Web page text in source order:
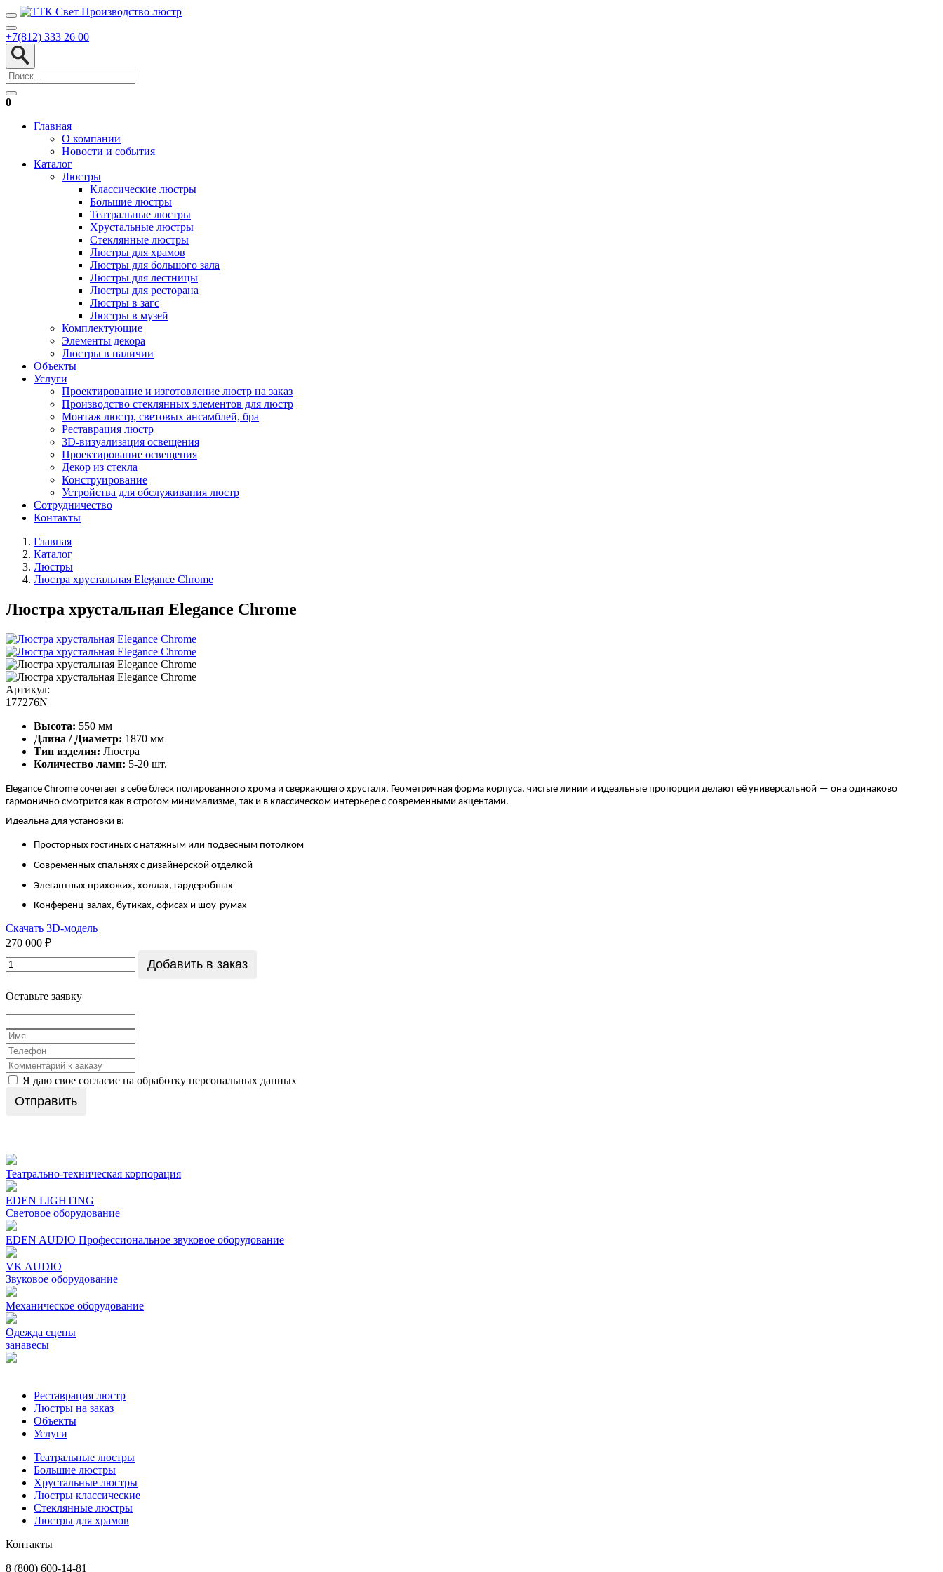
+7(812) 333 26 00
0
Главная
О компании
Новости и события
Каталог
Люстры
Классические люстры
Большие люстры
Театральные люстры
Хрустальные люстры
Стеклянные люстры
Люстры для храмов
Люстры для большого зала
Люстры для лестницы
Люстры для ресторана
Люстры в загс
Люстры в музей
Комплектующие
Элементы декора
Люстры в наличии
Объекты
Услуги
Проектирование и изготовление люстр на заказ
Производство стеклянных элементов для люстр
Монтаж люстр, световых ансамблей, бра
Реставрация люстр
3D-визуализация освещения
Проектирование освещения
Декор из стекла
Конструирование
Устройства для обслуживания люстр
Сотрудничество
Контакты
Главная
Каталог
Люстры
Люстра хрустальная Elegance Chrome
Люстра хрустальная Elegance Chrome
Артикул:
177276N
Высота: 550 мм
Длина / Диаметр: 1870 мм
Тип изделия: Люстра
Количество ламп: 5-20 шт.
Elegance Chrome сочетает в себе блеск полированного хрома и сверкающего хрусталя. Геометричная форма корпуса, чистые линии и идеальные пропорции делают её универсальной — она одинаково
гармонично смотрится как в строгом минимализме, так и в классическом интерьере с современными акцентами.
Идеальна для установки в:
Просторных гостиных с натяжным или подвесным потолком
Современных спальнях с дизайнерской отделкой
Элегантных прихожих, холлах, гардеробных
Конференц-залах, бутиках, офисах и шоу-румах
Скачать 3D-модель
270 000 ₽
Добавить в заказ
Оставьте заявку
Я даю свое согласие на обработку персональных данных
Отправить
Театрально-техническая корпорация
EDEN LIGHTING
Световое оборудование
EDEN AUDIO Профеcсиональное звуковое оборудование
VK AUDIO
Звуковое оборудование
Механическое oборудование
Одежда сцены
занавесы
Реставрация люстр
Люстры на заказ
Объекты
Услуги
Театральные люстры
Большие люстры
Хрустальные люстры
Люстры классические
Стеклянные люстры
Люстры для храмов
Контакты
8 (800) 600-14-81